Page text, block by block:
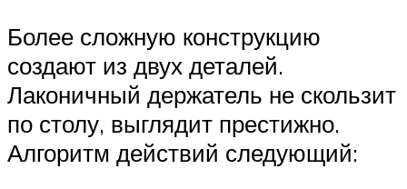
Более сложную конструкцию
создают из двух деталей.
Лаконичный держатель не скользит
по столу, выглядит престижно.
Алгоритм действий следующий: